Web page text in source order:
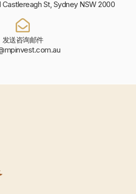
Castlereagh St, Sydney NSW 2000
发送咨询邮件